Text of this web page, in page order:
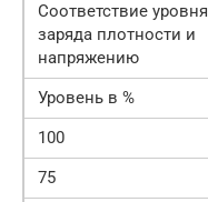
Соответствие уровня
заряда плотности и
напряжению
Уровень в %
100
75